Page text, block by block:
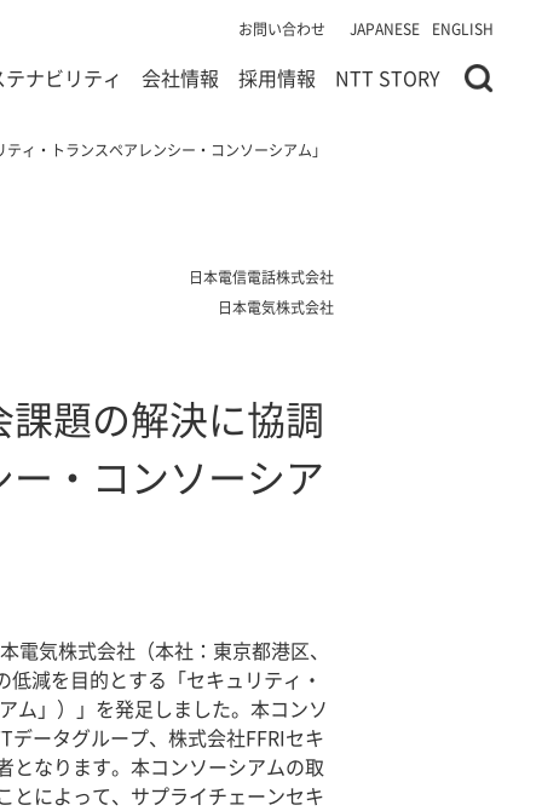
お問い合わせ JAPANESE ENGLISH
テナビリティ 会社情報 採用情報 NTT STORY
ィ・トランスペアレンシー・コンソーシアム」
日本電信電話株式会社
日本電気株式会社
題の解決に協調
・コンソーシア
気株式会社（本社：東京都港区、
減を目的とする「セキュリティ・
ム」）」を発足しました。本コンソ
ータグループ、株式会社FFRIセキ
となります。本コンソーシアムの取
とによって、サプライチェーンセキ